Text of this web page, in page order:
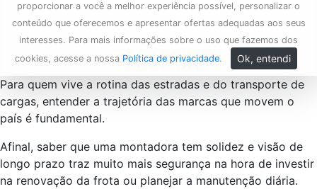
proporcionar a você a melhor experiência possível, personalizar o
conteúdo que oferecemos e apresentar ofertas adequadas aos seus
interesses. Para mais informações sobre o uso que fazemos dos
cookies, acesse a nossa Política de privacidade. Ok, entendi
Para quem vive a rotina das estradas e do transporte de
cargas, entender a trajetória das marcas que movem o
país é fundamental.
Afinal, saber que uma montadora tem solidez e visão de
longo prazo traz muito mais segurança na hora de investir
na renovação da frota ou planejar a manutenção diária.